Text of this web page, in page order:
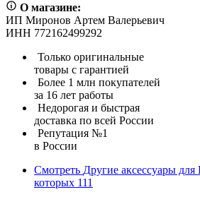
О магазине:
ИП Миронов Артем Валерьевич
ИНН 772162499292
Только оригинальные
товары с гарантией
Более 1 млн покупателей
за 16 лет работы
Недорогая и быстрая
доставка по всей России
Репутация №1
в России
Смотреть Другие аксессуары для
которых 111